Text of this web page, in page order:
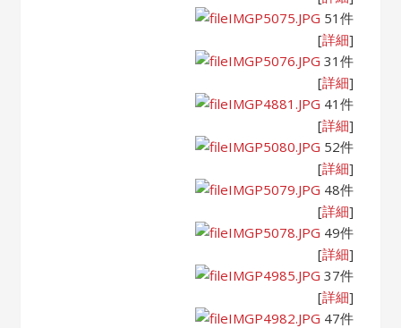
IMGP5075.JPG 51件
[詳細]
IMGP5076.JPG 31件
[詳細]
IMGP4881.JPG 41件
[詳細]
IMGP5080.JPG 52件
[詳細]
IMGP5079.JPG 48件
[詳細]
IMGP5078.JPG 49件
[詳細]
IMGP4985.JPG 37件
[詳細]
IMGP4982.JPG 47件